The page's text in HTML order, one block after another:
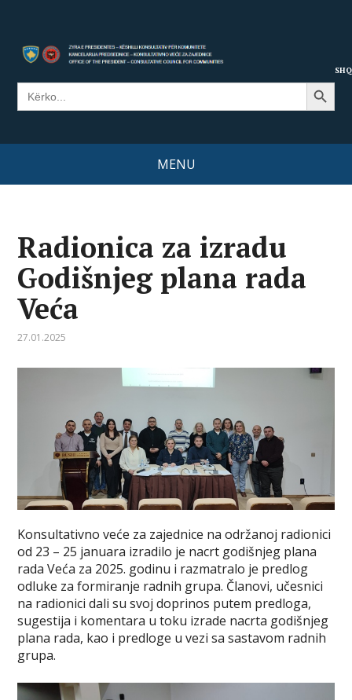
Search
for:
Search Button
MENU
Radionica za izradu
Godišnjeg plana rada
Veća
27.01.2025
Konsultativno veće za zajednice na održanoj radionici
od 23 – 25 januara izradilo je nacrt godišnjeg plana
rada Veća za 2025. godinu i razmatralo je predlog
odluke za formiranje radnih grupa. Članovi, učesnici
na radionici dali su svoj doprinos putem predloga,
sugestija i komentara u toku izrade nacrta godišnjeg
plana rada, kao i predloge u vezi sa sastavom radnih
grupa.